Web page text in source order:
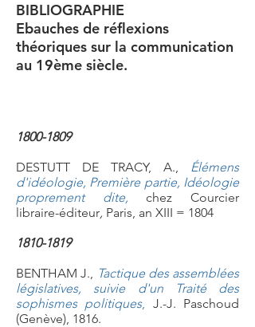
BIBLIOGRAPHIE
Ebauches de réflexions
théoriques sur la communication
au 19ème siècle.
1800-1809
DESTUTT DE TRACY, A., Élémens
d'idéologie, Première partie, Idéologie
proprement dite,
chez Courcier
libraire-éditeur, Paris, an XIII = 1804
1810-1819
BENTHAM J., Tactique des assemblées
législatives, suivie d'un Traité des
sophismes politiques, J.-J. Paschoud
(Genève), 1816.